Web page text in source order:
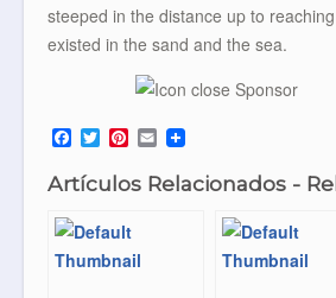
steeped in the distance up to
existed in the sand and the sea.
F
a
c
e
o
o
k
T
w
i
t
e
r
P
n
t
r
e
s
E
m
a
i
Artículos Relacionados -